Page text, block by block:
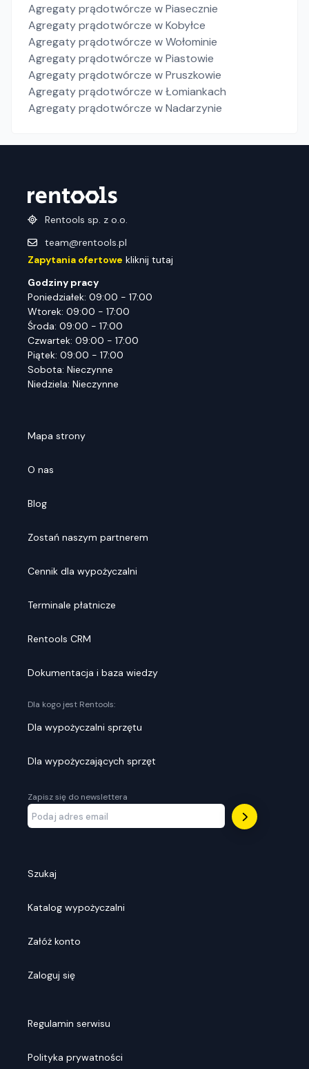
Agregaty prądotwórcze w Piasecznie
Agregaty prądotwórcze w Kobyłce
Agregaty prądotwórcze w Wołominie
Agregaty prądotwórcze w Piastowie
Agregaty prądotwórcze w Pruszkowie
Agregaty prądotwórcze w Łomiankach
Agregaty prądotwórcze w Nadarzynie
Rentools sp. z o.o.
team@rentools.pl
Zapytania ofertowe kliknij tutaj
Godziny pracy
Poniedziałek: 09:00 - 17:00
Wtorek: 09:00 - 17:00
Środa: 09:00 - 17:00
Czwartek: 09:00 - 17:00
Piątek: 09:00 - 17:00
Sobota: Nieczynne
Niedziela: Nieczynne
Mapa strony
O nas
Blog
Zostań naszym partnerem
Cennik dla wypożyczalni
Terminale płatnicze
Rentools CRM
Dokumentacja i baza wiedzy
Dla kogo jest Rentools:
Dla wypożyczalni sprzętu
Dla wypożyczających sprzęt
Zapisz się do newslettera
Szukaj
Katalog wypożyczalni
Załóż konto
Zaloguj się
Regulamin serwisu
Polityka prywatności